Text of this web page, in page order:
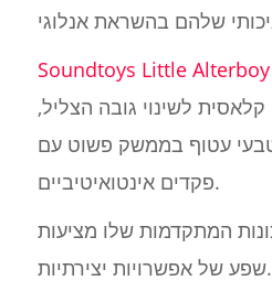
לשינוי גובה הצליל,
עטוף בממשק פשוט עם
פקדים אינטואיטיביים.
המתקדמות שלו מציעות
שפע של אפשרויות יצירתיות.